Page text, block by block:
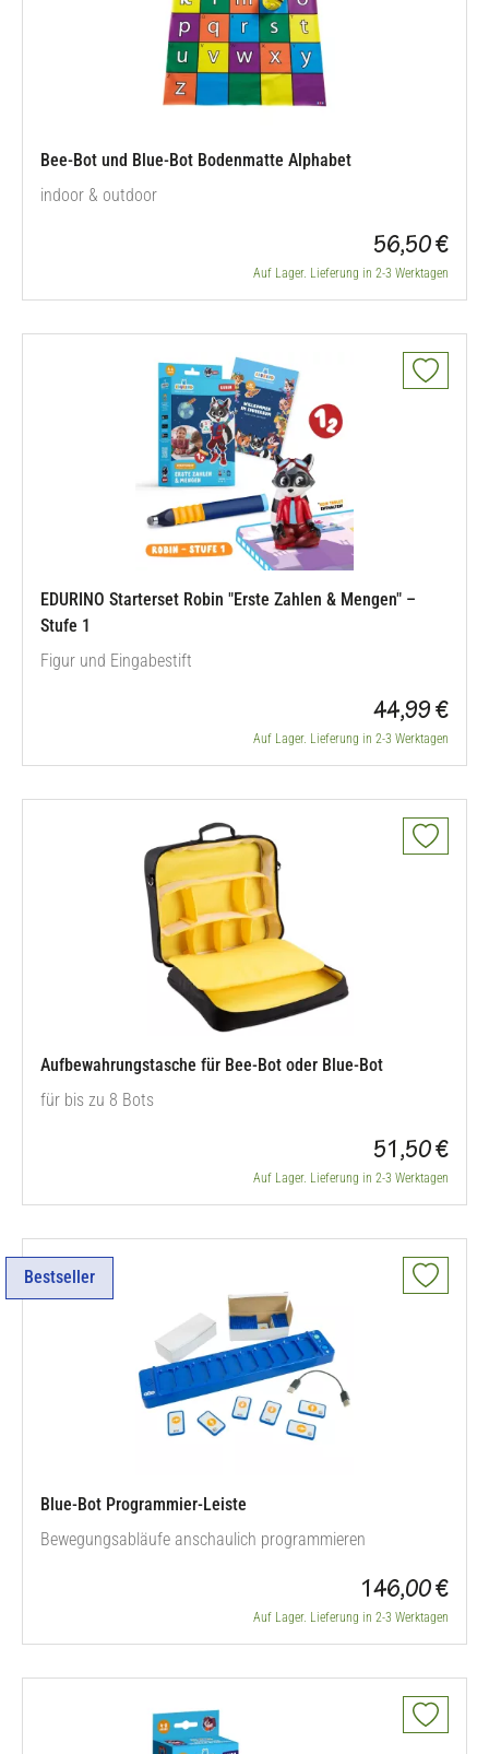
Bee-Bot und Blue-Bot Bodenmatte Alphabet
indoor & outdoor
56,50 €
Auf Lager. Lieferung in 2-3 Werktagen
EDURINO Starterset Robin "Erste Zahlen & Mengen" –
Stufe 1
Figur und Eingabestift
44,99 €
Auf Lager. Lieferung in 2-3 Werktagen
Aufbewahrungstasche für Bee-Bot oder Blue-Bot
für bis zu 8 Bots
51,50 €
Auf Lager. Lieferung in 2-3 Werktagen
Bestseller
Blue-Bot Programmier-Leiste
Bewegungsabläufe anschaulich programmieren
146,00 €
Auf Lager. Lieferung in 2-3 Werktagen